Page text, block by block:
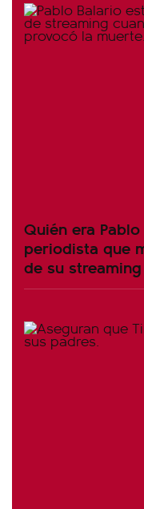
Quién era
periodista que
de su streaming